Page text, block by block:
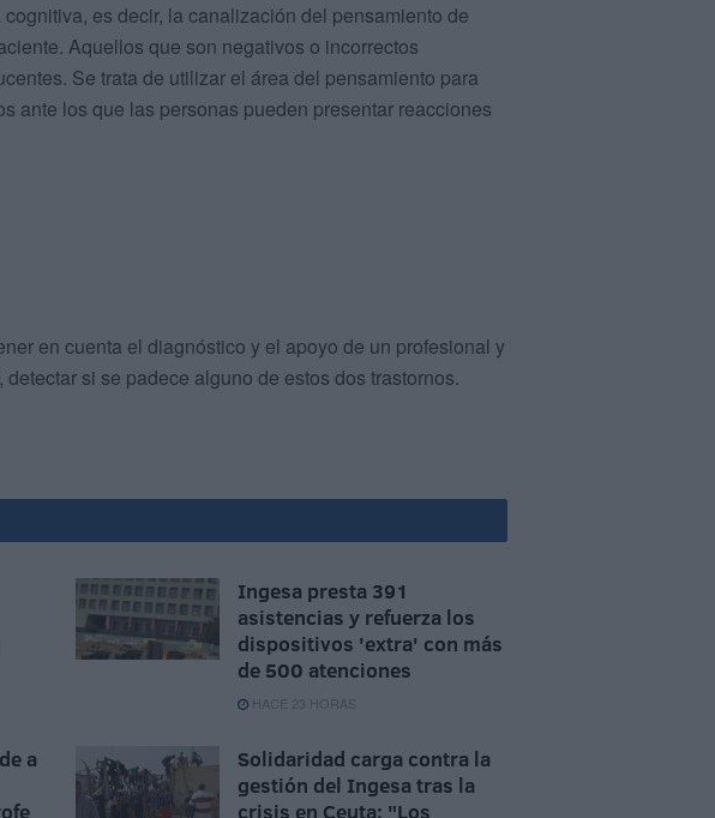
es decir, la canalización del pensamiento de
Aquellos que son negativos o incorrectos
Se trata de utilizar el área del pensamiento para
ante los que las personas pueden presentar reacciones
en cuenta el diagnóstico y el apoyo de un profesional y
si se padece alguno de estos dos trastornos.
Ingesa presta 391
asistencias y refuerza los
dispositivos 'extra' con más
de 500 atenciones
HACE 23 HORAS
a
Solidaridad carga contra la
gestión del Ingesa tras la
crisis en Ceuta: "Los